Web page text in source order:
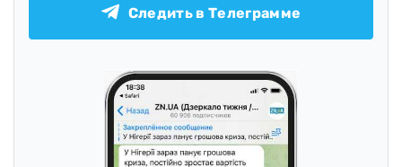
Следить в Телеграмме